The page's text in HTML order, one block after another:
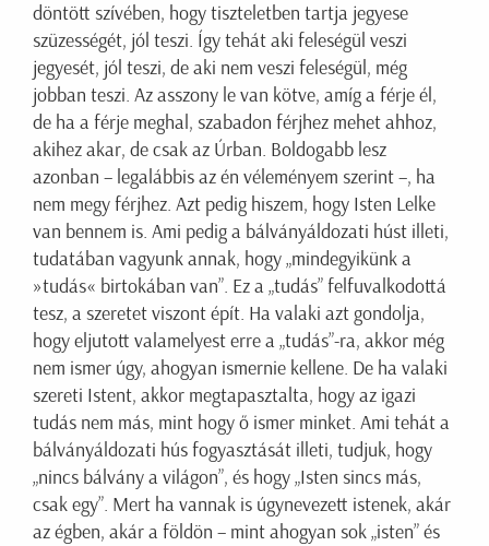
döntött szívében, hogy tiszteletben tartja jegyese
szüzességét, jól teszi. Így tehát aki feleségül veszi
jegyesét, jól teszi, de aki nem veszi feleségül, még
jobban teszi. Az asszony le van kötve, amíg a férje él,
de ha a férje meghal, szabadon férjhez mehet ahhoz,
akihez akar, de csak az Úrban. Boldogabb lesz
azonban – legalábbis az én véleményem szerint –, ha
nem megy férjhez. Azt pedig hiszem, hogy Isten Lelke
van bennem is. Ami pedig a bálványáldozati húst illeti,
tudatában vagyunk annak, hogy „mindegyikünk a
»tudás« birtokában van”. Ez a „tudás” felfuvalkodottá
tesz, a szeretet viszont épít. Ha valaki azt gondolja,
hogy eljutott valamelyest erre a „tudás”-ra, akkor még
nem ismer úgy, ahogyan ismernie kellene. De ha valaki
szereti Istent, akkor megtapasztalta, hogy az igazi
tudás nem más, mint hogy ő ismer minket. Ami tehát a
bálványáldozati hús fogyasztását illeti, tudjuk, hogy
„nincs bálvány a világon”, és hogy „Isten sincs más,
csak egy”. Mert ha vannak is úgynevezett istenek, akár
az égben, akár a földön – mint ahogyan sok „isten” és